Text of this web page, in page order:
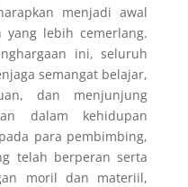
menjadi awal
lebih cemerlang.
ini, seluruh
semangat belajar,
dan menjunjung
dalam kehidupan
para pembimbing,
telah berperan serta
moril dan materiil,